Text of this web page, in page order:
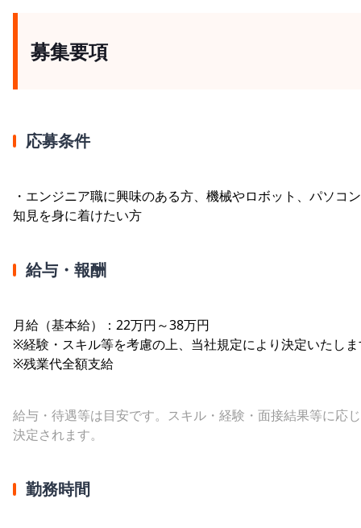
募集要項
応募条件
・エンジニア職に興味のある方、機械やロボット、パソコ
知見を身に着けたい方
給与・報酬
月給（基本給）：22万円～38万円
※経験・スキル等を考慮の上、当社規定により決定いたし
※残業代全額支給
給与・待遇等は目安です。スキル・経験・面接結果等に応
決定されます。
勤務時間